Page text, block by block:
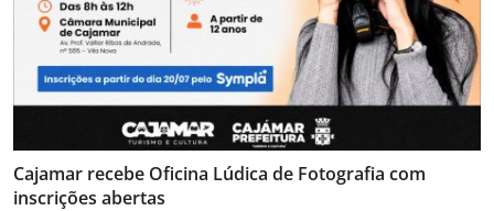
Cajamar recebe Oficina Lúdica de Fotografia com
inscrições abertas